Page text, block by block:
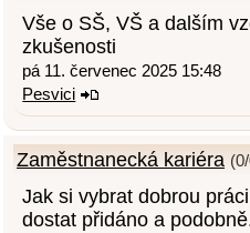
Vše o SŠ, VŠ a dalším
zkušenosti
pá 11. červenec 2025 15:48
Pesvici
Zaměstnanecká kariéra
Jak si vybrat dobrou
dostat přidáno a